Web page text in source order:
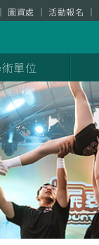
圖資處 活動報名
單位